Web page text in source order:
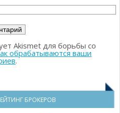
Akismet для борьбы со
обрабатываются ваши
.
БРОКЕРОВ